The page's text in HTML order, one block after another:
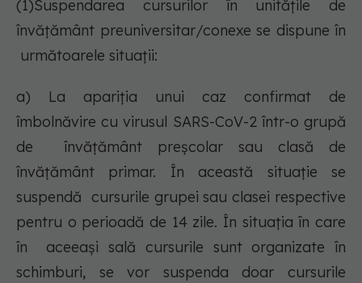
(1)Suspendarea cursurilor în unitățile de
învățământ preuniversitar/conexe se dispune în
următoarele situații:
a) La apariția unui caz confirmat de
îmbolnăvire cu virusul SARS-CoV-2 într-o grupă
de învățământ preșcolar sau clasă de
învățământ primar. În această situație se
suspendă cursurile grupei sau clasei respective
pentru o perioadă de 14 zile. În situaţia în care
în aceeaşi sală cursurile sunt organizate în
schimburi, se vor suspenda doar cursurile